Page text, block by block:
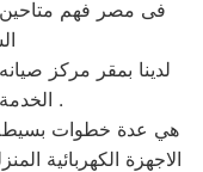
لدينا بمقر مركز
الخدمة لتواجد المكونات الاصلية .
هي عدة خطوات
الاجهزة الكهربائية